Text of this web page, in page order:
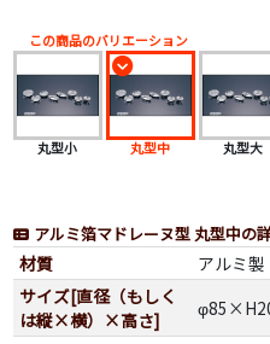
この商品のバリエーション
丸型小 丸型中 丸型大
アルミ箔マドレーヌ型 丸型中の
材質
アルミ製
サイズ[直径（もしく
は縦×横）×高さ]